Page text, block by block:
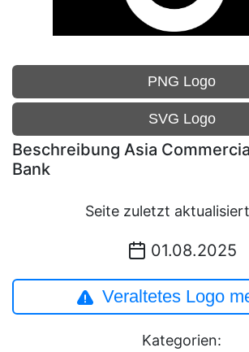
PNG Logo
SVG Logo
Beschreibung Asia
Bank
Seite zuletzt
01.08.2025
Veraltetes Logo
Kategorien: